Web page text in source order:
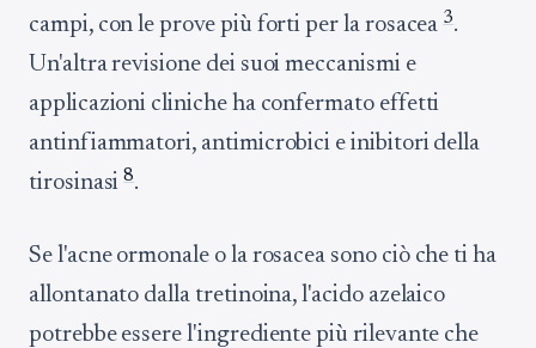
campi, con le prove più forti per la rosacea3.
Un'altra revisione dei suoi meccanismi e
applicazioni cliniche ha confermato effetti
antinfiammatori, antimicrobici e inibitori della
tirosinasi8.
Se l'acne ormonale o la rosacea sono ciò che ti ha
allontanato dalla tretinoina, l'acido azelaico
potrebbe essere l'ingrediente più rilevante che